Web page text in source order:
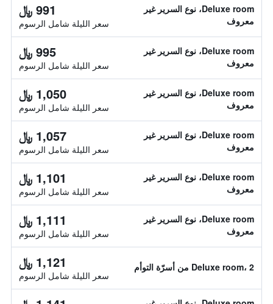
Deluxe room، نوع السرير غير
معروف
991 ﷼
سعر الليلة شامل الرسوم
Deluxe room، نوع السرير غير
معروف
995 ﷼
سعر الليلة شامل الرسوم
Deluxe room، نوع السرير غير
معروف
1,050 ﷼
سعر الليلة شامل الرسوم
Deluxe room، نوع السرير غير
معروف
1,057 ﷼
سعر الليلة شامل الرسوم
Deluxe room، نوع السرير غير
معروف
1,101 ﷼
سعر الليلة شامل الرسوم
Deluxe room، نوع السرير غير
معروف
1,111 ﷼
سعر الليلة شامل الرسوم
Deluxe room، 2 من أسرّة التوأم 1,121 ﷼
سعر الليلة شامل الرسوم